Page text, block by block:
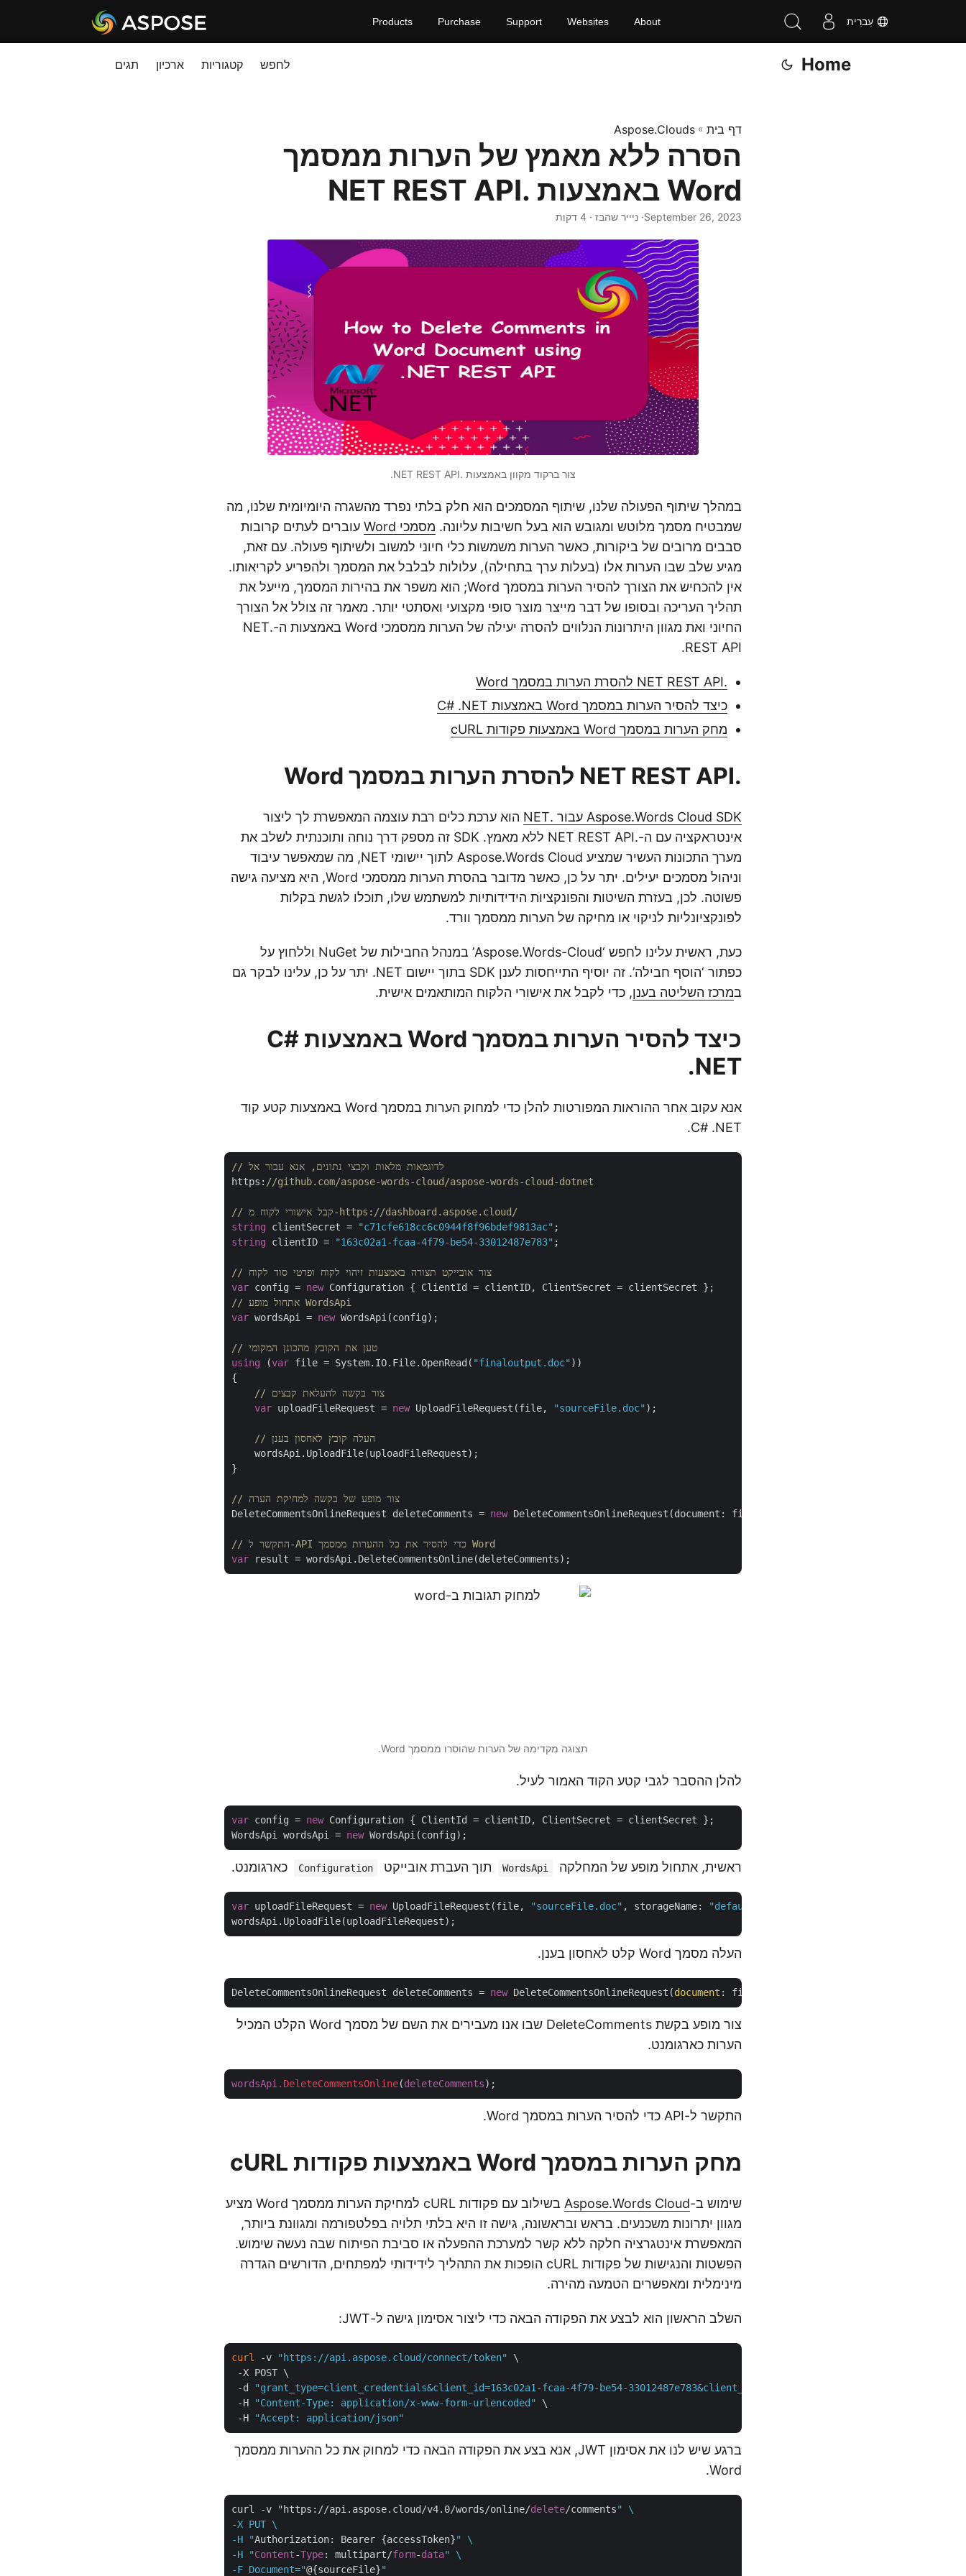
עִברִית Products Purchase Support Websites About
Home לחפש קטגוריות ארכיון תגים
דף בית »
Aspose.Clouds
הסרה ללא מאמץ של הערות ממסמך
Word באמצעות .NET REST API
September 26, 2023· ניייר שהבז · 4 דקות
צור ברקוד מקוון באמצעות .NET REST API.
במהלך שיתוף הפעולה שלנו, שיתוף המסמכים הוא חלק בלתי נפרד מהשגרה היומיומית שלנו, מה
שמבטיח מסמך מלוטש ומגובש הוא בעל חשיבות עליונה. מסמכי Word
עוברים לעתים קרובות
סבבים מרובים של ביקורות, כאשר הערות משמשות כלי חיוני למשוב ולשיתוף פעולה. עם זאת,
מגיע שלב שבו הערות אלו (בעלות ערך בתחילה), עלולות לבלבל את המסמך ולהפריע לקריאותו.
אין להכחיש את הצורך להסיר הערות במסמך Word; הוא משפר את בהירות המסמך, מייעל את
תהליך העריכה ובסופו של דבר מייצר מוצר סופי מקצועי ואסתטי יותר. מאמר זה צולל אל הצורך
החיוני ואת מגוון היתרונות הנלווים להסרה יעילה של הערות ממסמכי Word באמצעות ה-.NET
REST API.
.NET REST API להסרת הערות במסמך Word
כיצד להסיר הערות במסמך Word באמצעות C# .NET
מחק הערות במסמך Word באמצעות פקודות cURL
.NET REST API להסרת הערות במסמך Word
Aspose.Words Cloud SDK עבור .NET
הוא ערכת כלים רבת עוצמה המאפשרת לך ליצור
אינטראקציה עם ה-.NET REST API ללא מאמץ. SDK זה מספק דרך נוחה ותוכנתית לשלב את
מערך התכונות העשיר שמציע Aspose.Words Cloud לתוך יישומי NET, מה שמאפשר עיבוד
וניהול מסמכים יעילים. יתר על כן, כאשר מדובר בהסרת הערות ממסמכי Word, היא מציעה גישה
פשוטה. לכן, בעזרת השיטות והפונקציות הידידותיות למשתמש שלו, תוכלו לגשת בקלות
לפונקציונליות לניקוי או מחיקה של הערות ממסמך וורד.
כעת, ראשית עלינו לחפש ‘Aspose.Words-Cloud’ במנהל החבילות של NuGet וללחוץ על
כפתור ‘הוסף חבילה’. זה יוסיף התייחסות לענן SDK בתוך יישום NET. יתר על כן, עלינו לבקר גם
במרכז השליטה בענן, כדי לקבל את אישורי הלקוח המותאמים אישית.
כיצד להסיר הערות במסמך Word באמצעות C#
.NET
אנא עקוב אחר ההוראות המפורטות להלן כדי למחוק הערות במסמך Word באמצעות קטע קוד
C# .NET.
https: //github.com/aspose-words-cloud/aspose-words-cloud-dotnet
// קבל אישורי לקוח מ-https://dashboard.aspose.cloud/
string clientSecret = "c71cfe618cc6c0944f8f96bdef9813ac"
string clientID = "163c02a1-fcaa-4f79-be54-33012487e783" ;
// צור אובייקט תצורה באמצעות זיהוי לקוח ופרטי סוד לקוח
var config = new
// אתחול מופע WordsApi
var wordsApi = new WordsApi(config);
// טען את הקובץ מהכונן המקומי
using (var file = System.IO.File.OpenRead( "finaloutput.doc" ))
{
// צור בקשה להעלאת קבצים
var uploadFileRequest = new UploadFileRequest(file, "sourceFile.doc" );
// העלה קובץ לאחסון בענן
    wordsApi.UploadFile(uploadFileRequest);
}
// צור מופע של בקשה למחיקת הערה
DeleteCommentsOnlineRequest deleteComments = new DeleteCommentsOnlineRequest(document: file);
// התקשר ל-API כדי להסיר את כל ההערות ממסמך Word
var
תצוגה מקדימה של הערות שהוסרו ממסמך Word.
להלן ההסבר לגבי קטע הקוד האמור לעיל.
var config = new Configuration { ClientId = clientID, ClientSecret = clientSecret };
WordsApi wordsApi = new
ראשית, אתחול מופע של המחלקה WordsApi תוך העברת אובייקט Configuration כארגומנט.
var uploadFileRequest = new UploadFileRequest(file, "sourceFile.doc" , storageName: "default"
העלה מסמך Word קלט לאחסון בענן.
DeleteCommentsOnlineRequest deleteComments = new DeleteCommentsOnlineRequest(document
צור מופע בקשת DeleteComments שבו אנו מעבירים את השם של מסמך Word הקלט המכיל
הערות כארגומנט.
wordsApi .DeleteCommentsOnline(deleteComments
התקשר ל-API כדי להסיר הערות במסמך Word.
מחק הערות במסמך Word באמצעות פקודות cURL
שימוש ב-Aspose.Words Cloud
בשילוב עם פקודות cURL למחיקת הערות ממסמך Word מציע
מגוון יתרונות משכנעים. בראש ובראשונה, גישה זו היא בלתי תלויה בפלטפורמה ומגוונת ביותר,
המאפשרת אינטגרציה חלקה ללא קשר למערכת ההפעלה או סביבת הפיתוח שבה נעשה שימוש.
הפשטות והנגישות של פקודות cURL הופכות את התהליך לידידותי למפתחים, הדורשים הגדרה
מינימלית ומאפשרים הטמעה מהירה.
השלב הראשון הוא לבצע את הפקודה הבאה כדי ליצור אסימון גישה ל-JWT:
curl -v "https://api.aspose.cloud/connect/token"
\
-X POST \
-d
"grant_type=client_credentials&client_id=163c02a1-fcaa-4f79-be54-
-H
"Content-Type: application/x-www-form-urlencoded"
\
-H
"Accept: application/json"
ברגע שיש לנו את אסימון JWT, אנא בצע את הפקודה הבאה כדי למחוק את כל ההערות ממסמך
Word.
curl -v "https://api.aspose.cloud/v4.0/words/online/delete/comments" \
-X PUT \
-H "Authorization: Bearer {accessToken}" \
-H "Content-Type: multipart/form-data" \
-F Document="@{sourceFile}